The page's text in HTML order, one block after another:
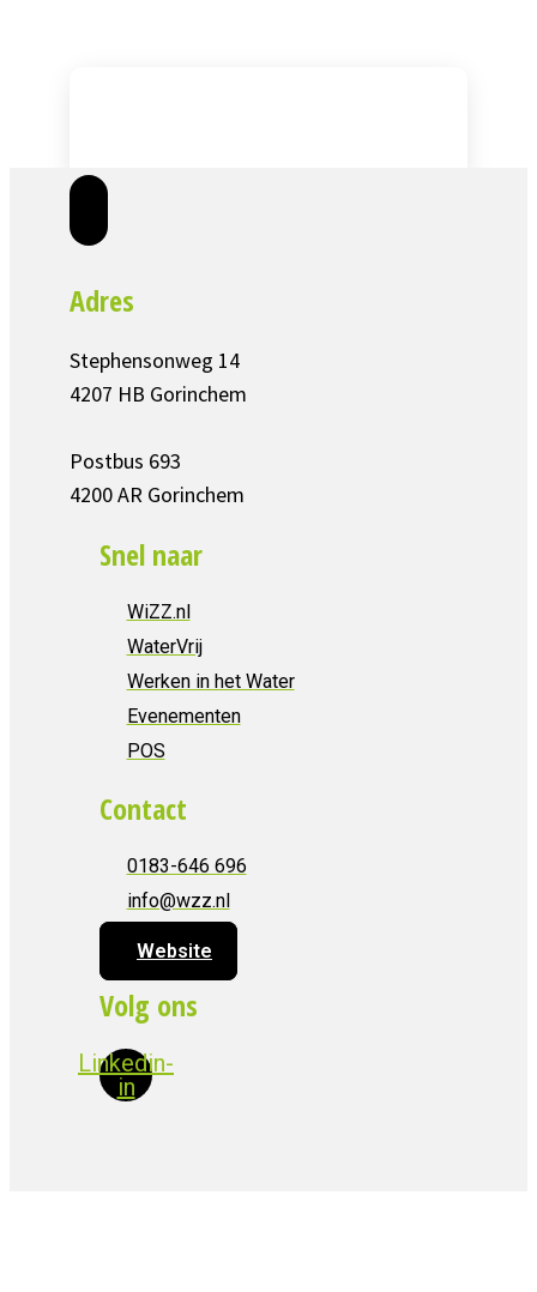
Adres
Stephensonweg 14
4207 HB Gorinchem
Postbus 693
4200 AR Gorinchem
Snel naar
WiZZ.nl
WaterVrij
Werken in het Water
Evenementen
POS
Contact
0183-646 696
info@wzz.nl
Website
Volg ons
Linkedin-
in